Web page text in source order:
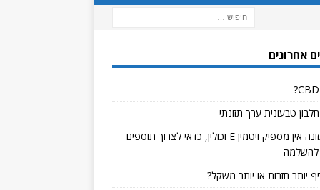
אחרונים
טבעונית ערך תזונתי
אם בתזונה אין מספיק ויטמין E וכולין, כדאי לצרוך תוספים
יותר חזרות או יותר משקל?